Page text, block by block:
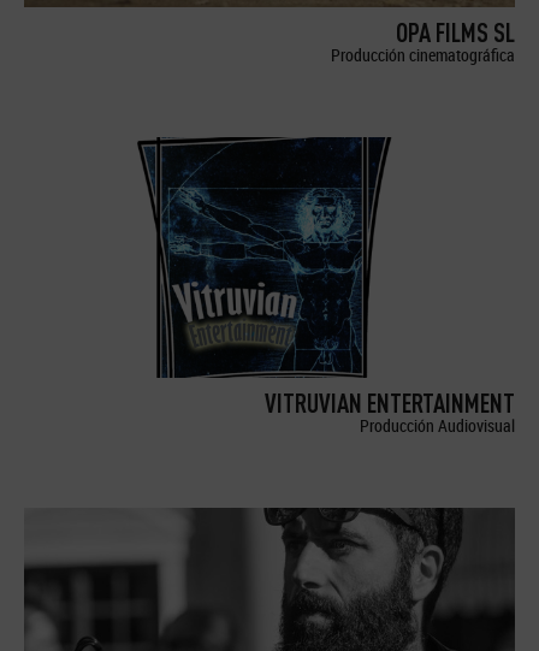
OPA FILMS SL
Producción cinematográfica
VITRUVIAN ENTERTAINMENT
Producción Audiovisual